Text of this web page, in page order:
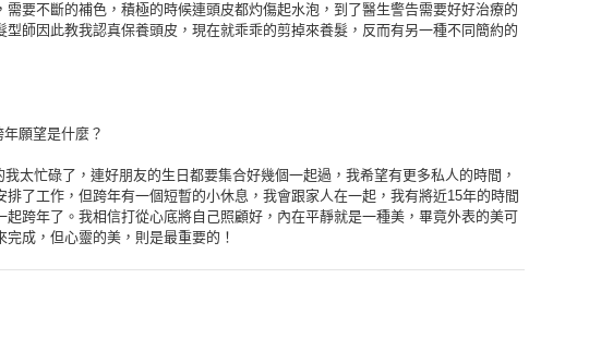
需要不斷的補色，積極的時候連頭皮都灼傷起水泡，到了醫生警告需要好好治療的
型師因此教我認真保養頭皮，現在就乖乖的剪掉來養髮，反而有另一種不同簡約的
願望是什麼？
我太忙碌了，連好朋友的生日都要集合好幾個一起過，我希望有更多私人的時間，
排了工作，但跨年有一個短暫的小休息，我會跟家人在一起，我有將近15年的時間
起跨年了。我相信打從心底將自己照顧好，內在平靜就是一種美，畢竟外表的美可
完成，但心靈的美，則是最重要的！